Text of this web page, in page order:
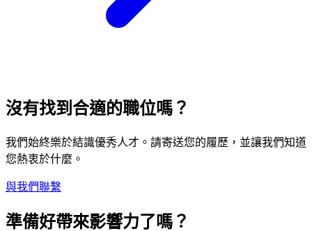
沒有找到合適的職位嗎？
我們始終樂於結識優秀人才。請寄送您的履歷，並讓我們知道
您熱衷於什麼。
與我們聯繫
準備好帶來影響力了嗎？